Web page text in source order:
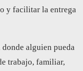
y facilitar la entrega
alguien pueda
trabajo, familiar,